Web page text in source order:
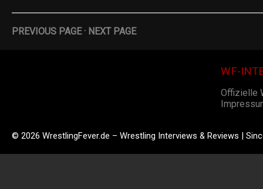
PREVIOUS PAGE· NEXT PAGE
WF-
Offizielle
© 2026 WrestlingFever.de – Wrestling Interviews & Reviews |